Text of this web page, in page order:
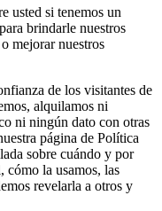
usted si tenemos un
brindarle nuestros
mejorar nuestros
de los visitantes de
alquilamos ni
ni ningún dato con otras
página de Política
sobre cuándo y por
cómo la usamos, las
revelarla a otros y